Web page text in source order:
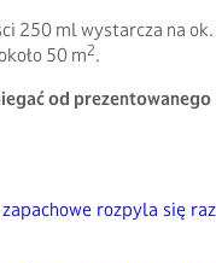
250 ml wystarcza na ok.
50 m2.
od prezentowanego
rozpyla się raz